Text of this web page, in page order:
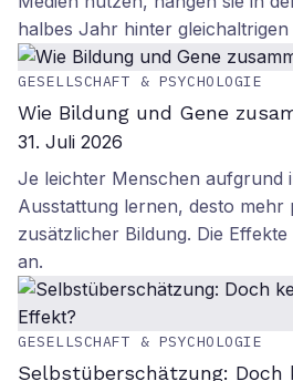
halbes Jahr hinter
GESELLSCHAFT & PSYCHOLOGIE
Wie Bildung und Gene
31. Juli 2026
Je leichter Menschen aufgrund
Ausstattung lernen, desto mehr
zusätzlicher Bildung. Die
an.
GESELLSCHAFT & PSYCHOLOGIE
Selbstüberschätzung: Doch